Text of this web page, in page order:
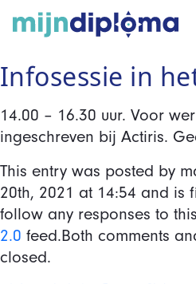
Infosessie in
14.00 – 16.30 uur. Voor
ingeschreven bij Actiris.
This entry was posted by
20th, 2021 at 14:54 and is
follow any responses to
2.0 feed.Both comments
closed.